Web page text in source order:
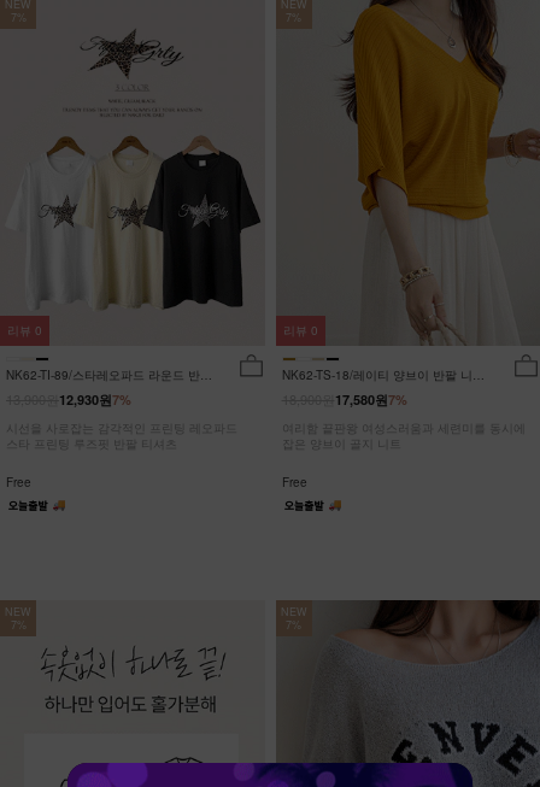
NEW
7%
NK62-TI-89/스타레오파드 라운드 반팔
7%
12,930원
시선을 사로잡는 감각적인 프린팅 레오파드
스타 프린팅 루즈핏 반팔 티셔츠
Free
리뷰 0
NEW
7%
NK62-TS-18/레이티 양브이 반팔 니트
7%
17,580원
여리함 끝판왕 여성스러움과 세련미를 동시에
잡은 양브이 골지 니트
Free
리뷰 0
NEW
7%
NEW
7%